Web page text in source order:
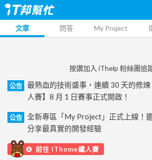
文章 問答 My Project
按讚加入 iThelp 粉絲團追
公告
最熱血的技術盛事，連續 30 天的修
人賽】8 月 1 日賽事正式開啟！
公告
全新專區「My Project」正式上線！
分享最真實的開發經驗
前往 iThome鐵人賽